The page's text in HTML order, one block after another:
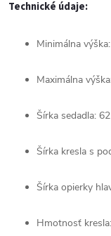
Technické údaje:
Minimálna výška:
Maximálna
Šírka sedadla: 62
Šírka kresla s
Šírka opierky
Hmotnosť kresla: